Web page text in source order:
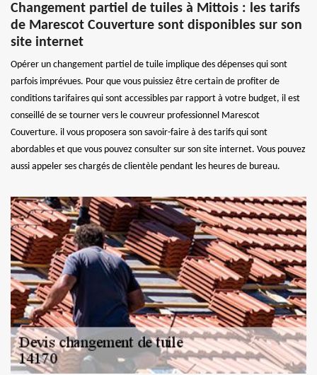
Changement partiel de tuiles à Mittois : les tarifs
de Marescot Couverture sont disponibles sur son
site internet
Opérer un changement partiel de tuile implique des dépenses qui sont
parfois imprévues. Pour que vous puissiez être certain de profiter de
conditions tarifaires qui sont accessibles par rapport à votre budget, il est
conseillé de se tourner vers le couvreur professionnel Marescot
Couverture. il vous proposera son savoir-faire à des tarifs qui sont
abordables et que vous pouvez consulter sur son site internet. Vous pouvez
aussi appeler ses chargés de clientèle pendant les heures de bureau.